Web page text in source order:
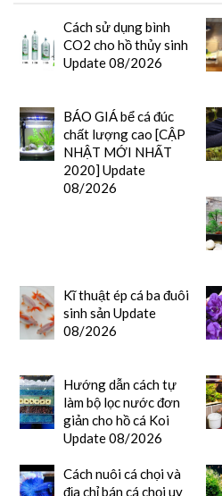
Cách sử dụng bình
CO2 cho hồ thủy sinh
Update 08/2026
BÁO GIÁ bể cá đúc
chất lượng cao [CẬP
NHẬT MỚI NHẤT
2020] Update
08/2026
Kĩ thuật ép cá ba đuôi
sinh sản Update
08/2026
Hướng dẫn cách tự
làm bộ lọc nước đơn
giản cho hồ cá Koi
Update 08/2026
Cách nuôi cá chọi và
địa chỉ bán cá chọi uy